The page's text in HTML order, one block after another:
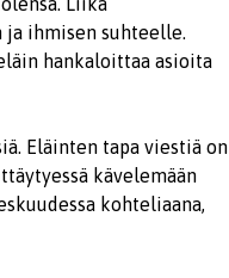
ihmisen suhteelle.
hankaloittaa asioita
Eläinten tapa viestiä on
kävelemään
kohteliaana,